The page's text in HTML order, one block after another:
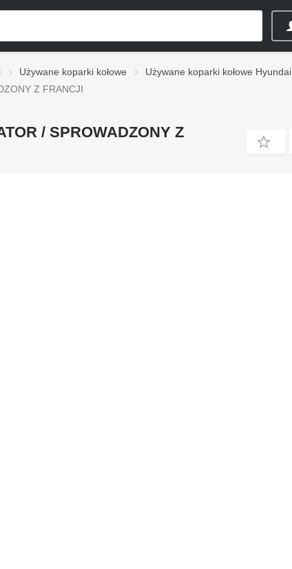
Używane koparki kołowe
Używane koparki kołowe Hyundai
Z FRANCJI
/ SPROWADZONY Z